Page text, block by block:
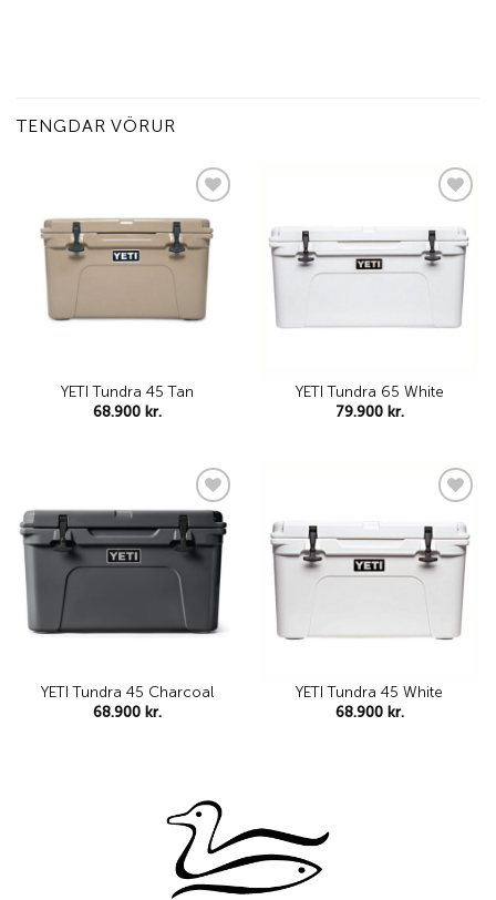
TENGDAR VÖRUR
Add to
wishlist
YETI Tundra 45 Tan
68.900 kr.
wishlist
YETI Tundra 65 White
79.900 kr.
Add to
wishlist
YETI Tundra 45 Charcoal
68.900 kr.
wishlist
YETI Tundra 45 White
68.900 kr.